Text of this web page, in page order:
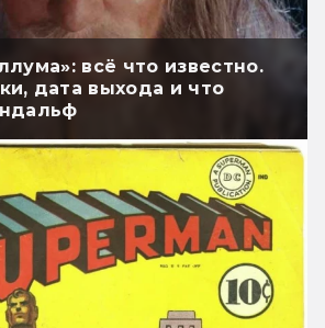
всё что известно.
дата выхода и что